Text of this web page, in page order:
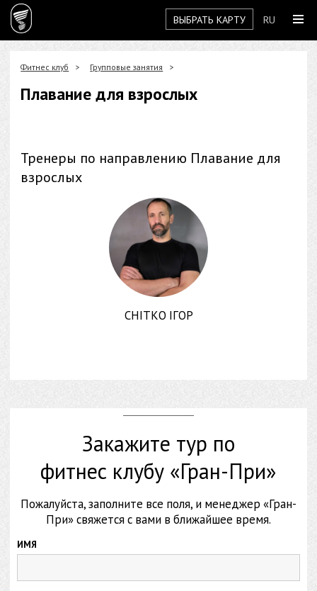
RU
ВЫБРАТЬ КАРТУ
Фитнес клуб Групповые занятия
Плавание для взрослых
Тренеры по направлению Плавание для
взрослых
СНІТКО ІГОР
Закажите тур по
фитнес клубу «Гран-При»
Пожалуйста, заполните все поля, и менеджер «Гран-
При» свяжется с вами в ближайшее время.
ИМЯ